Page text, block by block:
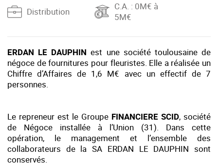
Distribution C.A. : 0M€ à
5M€
ERDAN LE DAUPHIN est une société toulousaine de
négoce de fournitures pour fleuristes. Elle a réalisée un
Chiffre d’Affaires de 1,6 M€ avec un effectif de 7
personnes.
Le repreneur est le Groupe FINANCIERE SCID, société
de Négoce installée à l’Union (31). Dans cette
opération, le management et l’ensemble des
collaborateurs de la SA ERDAN LE DAUPHIN sont
conservés.